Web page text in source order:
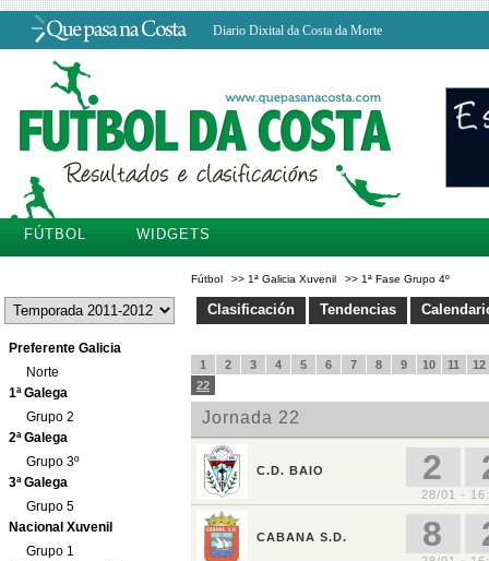
Diario Dixital da Costa da Morte
FÚTBOL WIDGETS
Preferente Galicia
Norte
1ª Galega
Grupo 2
2ª Galega
Grupo 3º
3ª Galega
Grupo 5
Nacional Xuvenil
Grupo 1
Fútbol >> 1ª Galicia Xuvenil >> 1ª Fase Grupo 4º
Clasificación Tendencias